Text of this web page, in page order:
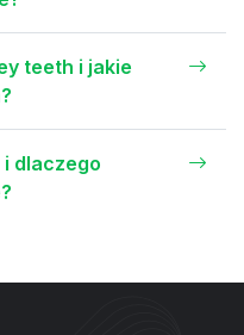
teeth i jakie
dlaczego